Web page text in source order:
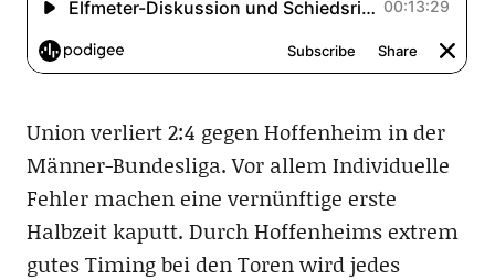
Union verliert 2:4 gegen Hoffenheim in der
Männer-Bundesliga. Vor allem Individuelle
Fehler machen eine vernünftige erste
Halbzeit kaputt. Durch Hoffenheims extrem
gutes Timing bei den Toren wird jedes